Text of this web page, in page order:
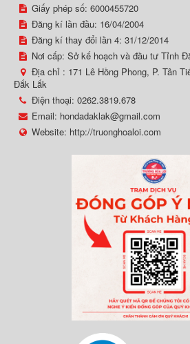
Giấy phép số: 6000455720
Đăng kí lần đầu: 16/04/2004
Đăng kí thay đổi lần 4: 31/12/2014
Nơi cấp: Sở kế hoạch và đầu tư Tỉnh
Địa chỉ : 171 Lê Hồng Phong, P. Tân
Đắk Lắk
Điện thoại: 0262.3819.678
Email: hondadaklak@gmail.com
Website: http://truonghoaloi.com